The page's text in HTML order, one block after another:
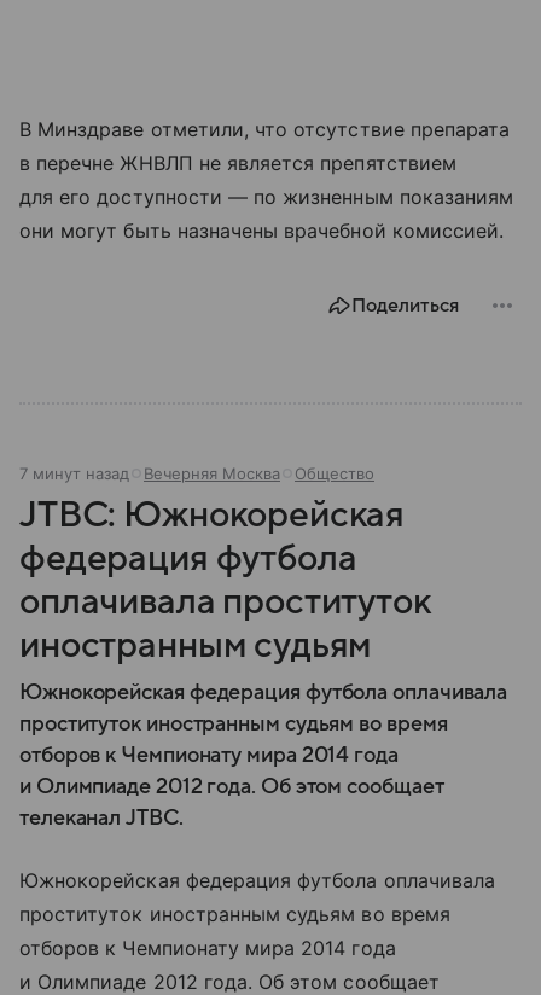
В Минздраве отметили, что отсутствие препарата
в перечне ЖНВЛП не является препятствием
для его доступности — по жизненным показаниям
они могут быть назначены врачебной комиссией.
Поделиться
7 минут назад Вечерняя Москва Общество
JTBC: Южнокорейская
федерация футбола
оплачивала проституток
иностранным судьям
Южнокорейская федерация футбола оплачивала
проституток иностранным судьям во время
отборов к Чемпионату мира 2014 года
и Олимпиаде 2012 года. Об этом сообщает
телеканал JTBC.
Южнокорейская федерация футбола оплачивала
проституток иностранным судьям во время
отборов к Чемпионату мира 2014 года
и Олимпиаде 2012 года. Об этом сообщает